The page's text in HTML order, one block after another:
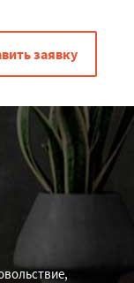
заявку